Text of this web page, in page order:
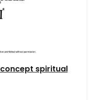
spiritual